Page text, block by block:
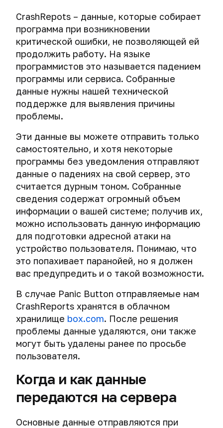
CrashRepots – данные, которые собирает
программа при возникновении
критической ошибки, не позволяющей ей
продолжить работу. На языке
программистов это называется падением
программы или сервиса. Собранные
данные нужны нашей технической
поддержке для выявления причины
проблемы.
Эти данные вы можете отправить только
самостоятельно, и хотя некоторые
программы без уведомления отправляют
данные о падениях на свой сервер, это
считается дурным тоном. Собранные
сведения содержат огромный объем
информации о вашей системе; получив их,
можно использовать данную информацию
для подготовки адресной атаки на
устройство пользователя. Понимаю, что
это попахивает паранойей, но я должен
вас предупредить и о такой возможности.
В случае Panic Button отправляемые нам
CrashReports хранятся в облачном
хранилище box.com. После решения
проблемы данные удаляются, они также
могут быть удалены ранее по просьбе
пользователя.
Когда и как данные
передаются на сервера
Основные данные отправляются при